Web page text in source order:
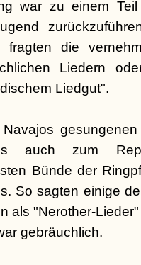
war zu einem
die
Liedern
Liedgut".
auch zum
Bünde der
So sagten einige
als "Nerother-
gebräuchlich.